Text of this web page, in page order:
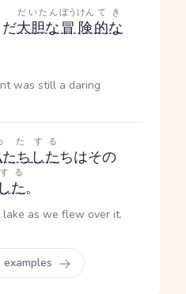
大胆な
だいたん
冒険
ぼうけん
的な
てき
was still a daring
ち
た
した
する
ちはその
た
する
。
as we flew over it.